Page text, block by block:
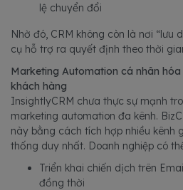
lệ chuyển đổi
Nhờ đó, CRM không còn là nơi “lưu
cụ hỗ trợ ra quyết định theo thời
Marketing Automation cá nhân
khách hàng
InsightlyCRM chưa thực sự mạnh
marketing automation đa kênh.
này bằng cách tích hợp nhiều kênh
thống duy nhất. Doanh nghiệp có
Triển khai chiến dịch trên
đồng thời